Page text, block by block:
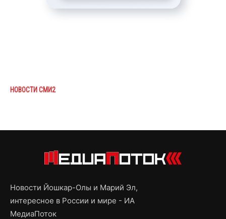
НОВОСТИ СМИ2
Новости Йошкар-Олы и Марий Эл,
интересное в России и мире - ИА
МедиаПоток